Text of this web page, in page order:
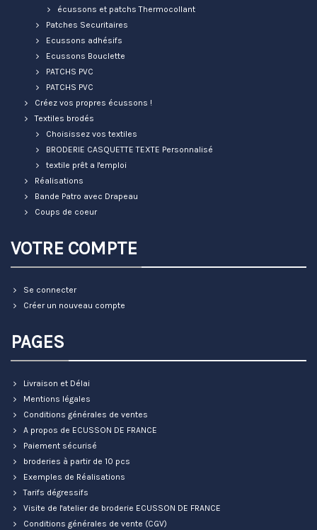
écussons et patchs Thermocollant
Patches Securitaires
Ecussons adhésifs
Ecussons Bouclette
PATCHS PVC
PATCHS PVC
Créez vos propres écussons !
Textiles brodés
Choisissez vos textiles
BRODERIE CASQUETTE TEXTE Personnalisé
textile prêt a l'emploi
Réalisations
Bande Patro avec Drapeau
Coups de coeur
VOTRE COMPTE
Se connecter
Créer un nouveau compte
PAGES
Livraison et Délai
Mentions légales
Conditions générales de ventes
A propos de ECUSSON DE FRANCE
Paiement sécurisé
broderies à partir de 10 pcs
Exemples de Réalisations
Tarifs dégressifs
Visite de l'atelier de broderie ECUSSON DE FRANCE
Conditions générales de vente (CGV)